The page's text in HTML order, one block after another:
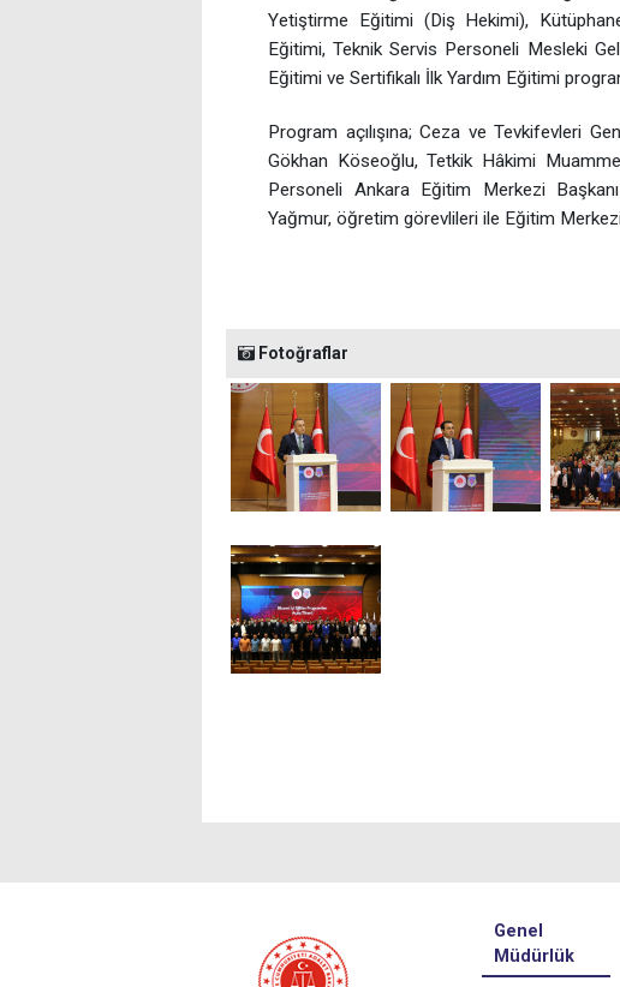
Yetiştirme Eğitimi (Diş Hekimi),
Eğitimi, Teknik Servis Personeli Mesleki
Eğitimi ve Sertifikalı İlk Yardım Eğitimi
Program açılışına; Ceza ve Tevkifevleri
Gökhan Köseoğlu, Tetkik Hâkimi
Personeli Ankara Eğitim Merkezi
Yağmur, öğretim görevlileri ile Eğitim Merkezi
Fotoğraflar
Genel
Müdürlük